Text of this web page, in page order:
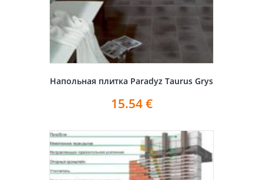
Напольная плитка Paradyz Taurus Grys
15.54€